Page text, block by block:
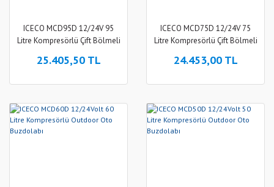
ICECO MCD95D 12/24V 95
Litre Kompresörlü Çift Bölmeli
Buzdolabı/Dondurucu
25.405,50 TL
ICECO MCD75D 12/24V 75
Litre Kompresörlü Çift Bölmeli
Buzdolabı/Dondurucu
24.453,00 TL